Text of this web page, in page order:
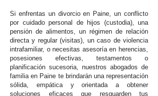
Si enfrentas un divorcio en Paine, un conflicto
por cuidado personal de hijos (custodia), una
pensión de alimentos, un régimen de relación
directa y regular (visitas), un caso de violencia
intrafamiliar, o necesitas asesoría en herencias,
posesiones efectivas, testamentos o
planificación sucesoria, nuestros abogados de
familia en Paine te brindarán una representación
sólida, empática y orientada a obtener
soluciones eficaces que resguarden tus